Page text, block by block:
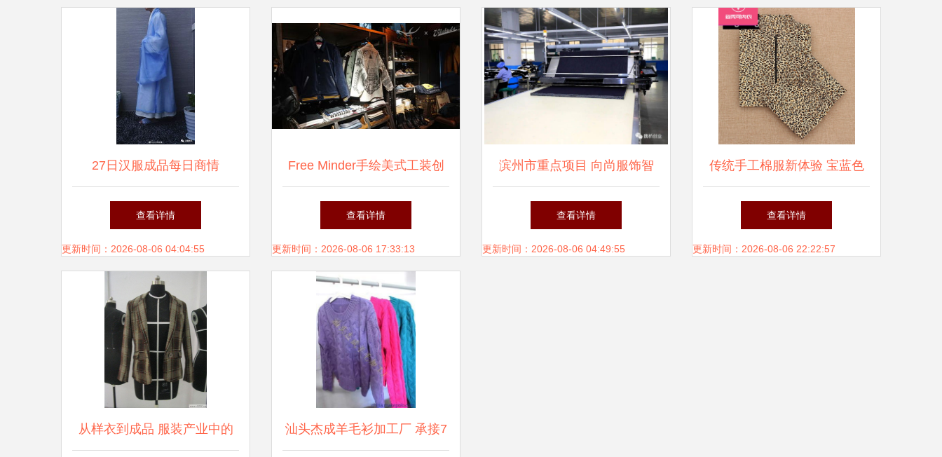
27日汉服成品每日商情
查看详情
更新时间：2026-08-06 04:04:55
Free Minder手绘美式工装创
作纪录 从草图到成品的蜕变
查看详情
更新时间：2026-08-06 17:33:13
滨州市重点项目 向尚服饰智
能化流水线实现高效稳定生
产，服装成品质量显著提升
查看详情
更新时间：2026-08-06 04:49:55
传统手工棉服新体验 宝蓝色
蓝底大花套装片，打造属于你
的温暖记忆
查看详情
更新时间：2026-08-06 22:22:57
从样衣到成品 服装产业中的 汕头杰成羊毛衫加工厂 承接7